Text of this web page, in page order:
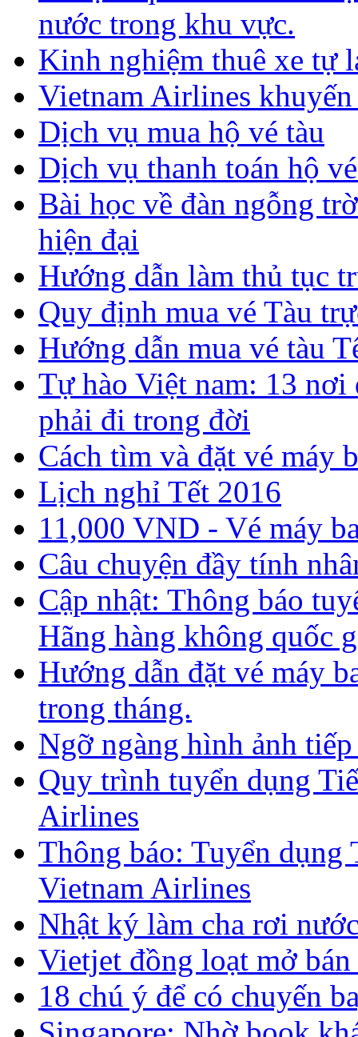
nước trong khu vực.
Kinh nghiệm thuê xe tự
Vietnam Airlines
Dịch vụ mua hộ vé tàu
Dịch vụ thanh toán hộ
Bài học về đàn ngỗng
hiện đại
Hướng dẫn làm thủ tục
Quy định mua vé Tàu
Hướng dẫn mua vé tàu
Tự hào Việt nam: 13
phải đi trong đời
Cách tìm và đặt vé máy
Lịch nghỉ Tết 2016
11,000 VND - Vé máy
Câu chuyện đầy tính
Cập nhật: Thông báo
Hãng hàng không quốc
Hướng dẫn đặt vé máy
trong tháng.
Ngỡ ngàng hình ảnh
Quy trình tuyển dụng
Airlines
Thông báo: Tuyển dụng
Vietnam Airlines
Nhật ký làm cha rơi
Vietjet đồng loạt mở
18 chú ý để có chuyến